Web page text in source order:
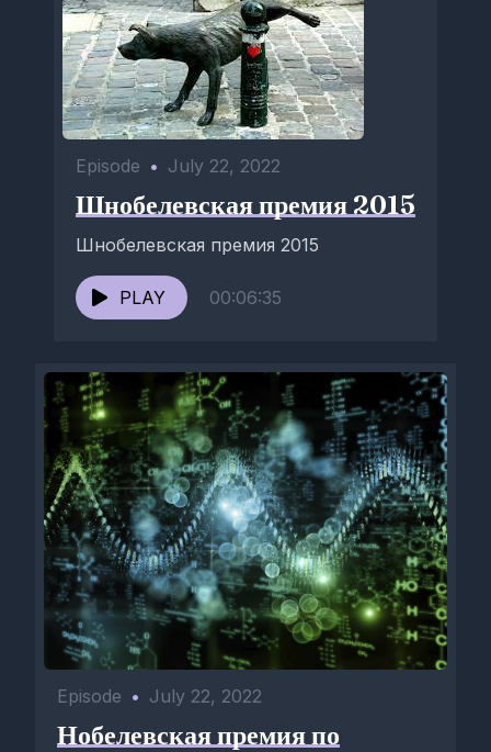
Episode • July 22, 2022
Шнобелевская премия 2015
Шнобелевская премия 2015
PLAY 00:06:35
Episode • July 22, 2022
Нобелевская премия по